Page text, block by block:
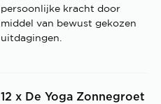
persoonlijke kracht door
middel van bewust gekozen
uitdagingen.
12 x De Yoga Zonnegroet